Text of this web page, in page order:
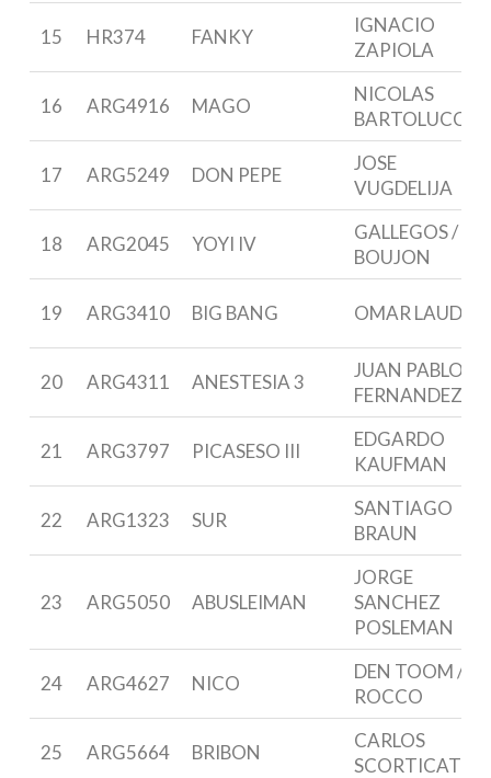
15 HR374 FANKY
IGNACIO
ZAPIOLA
16 ARG4916 MAGO
NICOLAS
BARTOLUCCI
17 ARG5249 DON PEPE
JOSE
VUGDELIJA
18 ARG2045 YOYI IV
GALLEGOS /
BOUJON
19 ARG3410 BIG BANG OMAR LAUDA
20 ARG4311 ANESTESIA 3
JUAN PABLO
FERNANDEZ
21 ARG3797 PICASESO III
EDGARDO
KAUFMAN
22 ARG1323 SUR
SANTIAGO
BRAUN
23 ARG5050 ABUSLEIMAN
JORGE
SANCHEZ
POSLEMAN
24 ARG4627 NICO
DEN TOOM /
ROCCO
25 ARG5664 BRIBON
CARLOS
SCORTICATI